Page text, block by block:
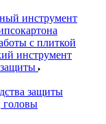
инструмент
с плиткой
инструмент
защиты
головы